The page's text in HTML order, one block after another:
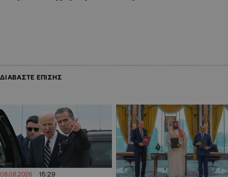
ΔΙΑΒΑΣΤΕ ΕΠΙΣΗΣ
08.08.2026 15:29